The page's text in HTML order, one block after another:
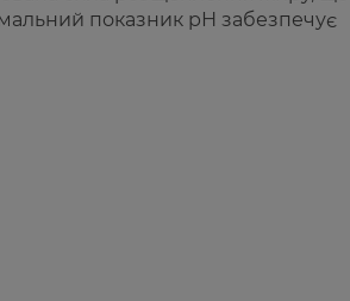
показник рН забезпечує